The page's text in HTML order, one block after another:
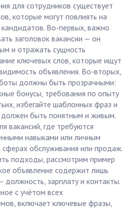
для сотрудников существует
которые могут повлиять на
Во-первых, важно
заголовок вакансии — он
и отражать сущность
ключевых слов, которые ищут
объявления. Во-вторых,
должны быть прозрачными:
бонусы, требования по опыту
избегайте шаблонных фраз и
быть понятным и живым.
вакансий, где требуются
навыками или личным
обслуживания или продаж.
подходы, рассмотрим пример
объявление содержит лишь
зарплату и контакты.
с учётом всех
включает ключевые фразы,